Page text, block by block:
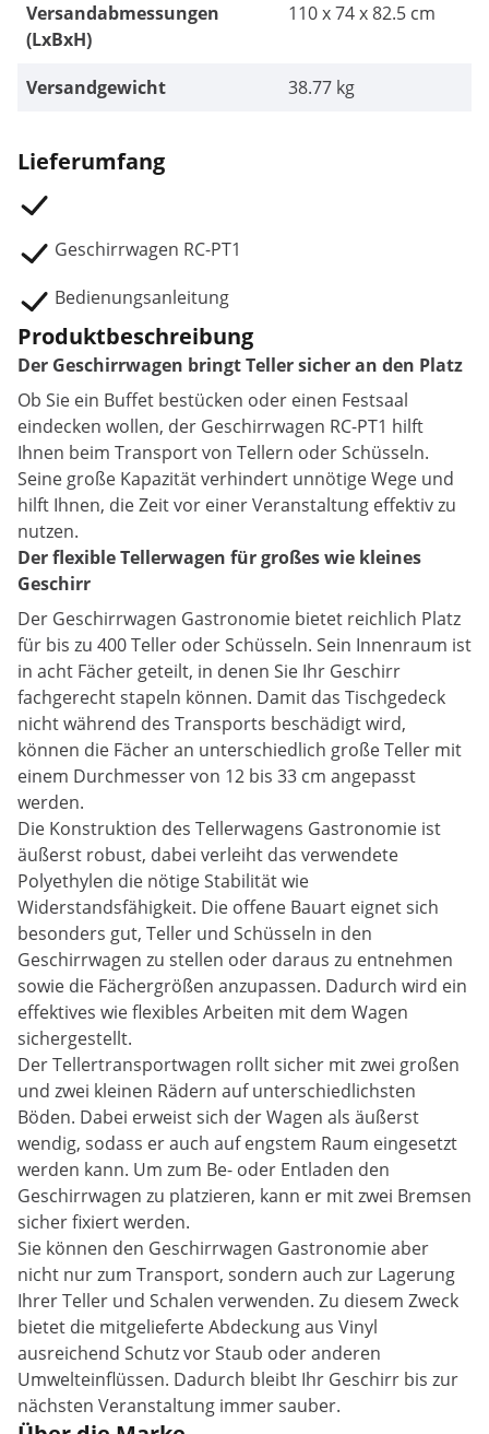
Versandabmessungen
(LxBxH)
110 x 74 x 82.5 cm
Versandgewicht 38.77 kg
Lieferumfang
Geschirrwagen RC-PT1
Bedienungsanleitung
Produktbeschreibung
Der Geschirrwagen bringt Teller sicher an den Platz
Ob Sie ein Buffet bestücken oder einen Festsaal
eindecken wollen, der Geschirrwagen RC-PT1 hilft
Ihnen beim Transport von Tellern oder Schüsseln.
Seine große Kapazität verhindert unnötige Wege und
hilft Ihnen, die Zeit vor einer Veranstaltung effektiv zu
nutzen.
Der flexible Tellerwagen für großes wie kleines
Geschirr
Der Geschirrwagen Gastronomie bietet reichlich Platz
für bis zu 400 Teller oder Schüsseln. Sein Innenraum ist
in acht Fächer geteilt, in denen Sie Ihr Geschirr
fachgerecht stapeln können. Damit das Tischgedeck
nicht während des Transports beschädigt wird,
können die Fächer an unterschiedlich große Teller mit
einem Durchmesser von 12 bis 33 cm angepasst
werden.
Die Konstruktion des Tellerwagens Gastronomie ist
äußerst robust, dabei verleiht das verwendete
Polyethylen die nötige Stabilität wie
Widerstandsfähigkeit. Die offene Bauart eignet sich
besonders gut, Teller und Schüsseln in den
Geschirrwagen zu stellen oder daraus zu entnehmen
sowie die Fächergrößen anzupassen. Dadurch wird ein
effektives wie flexibles Arbeiten mit dem Wagen
sichergestellt.
Der Tellertransportwagen rollt sicher mit zwei großen
und zwei kleinen Rädern auf unterschiedlichsten
Böden. Dabei erweist sich der Wagen als äußerst
wendig, sodass er auch auf engstem Raum eingesetzt
werden kann. Um zum Be- oder Entladen den
Geschirrwagen zu platzieren, kann er mit zwei Bremsen
sicher fixiert werden.
Sie können den Geschirrwagen Gastronomie aber
nicht nur zum Transport, sondern auch zur Lagerung
Ihrer Teller und Schalen verwenden. Zu diesem Zweck
bietet die mitgelieferte Abdeckung aus Vinyl
ausreichend Schutz vor Staub oder anderen
Umwelteinflüssen. Dadurch bleibt Ihr Geschirr bis zur
nächsten Veranstaltung immer sauber.